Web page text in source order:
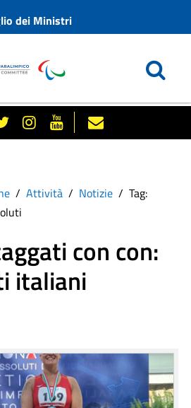
dei Ministri
Attività Notizie
Tag:
con con:
italiani